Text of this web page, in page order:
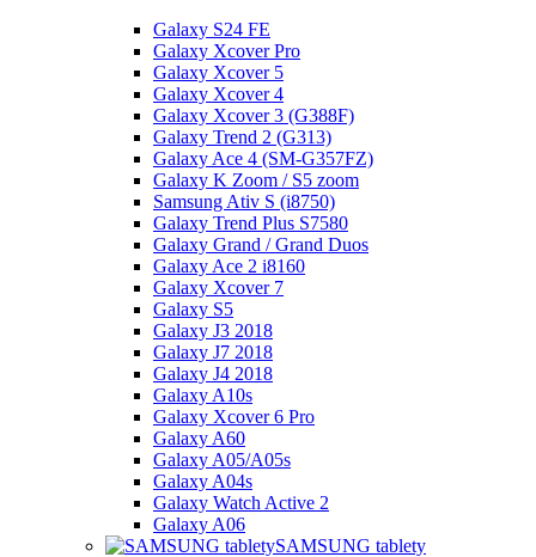
Galaxy S24 FE
Galaxy Xcover Pro
Galaxy Xcover 5
Galaxy Xcover 4
Galaxy Xcover 3 (G388F)
Galaxy Trend 2 (G313)
Galaxy Ace 4 (SM-G357FZ)
Galaxy K Zoom / S5 zoom
Samsung Ativ S (i8750)
Galaxy Trend Plus S7580
Galaxy Grand / Grand Duos
Galaxy Ace 2 i8160
Galaxy Xcover 7
Galaxy S5
Galaxy J3 2018
Galaxy J7 2018
Galaxy J4 2018
Galaxy A10s
Galaxy Xcover 6 Pro
Galaxy A60
Galaxy A05/A05s
Galaxy A04s
Galaxy Watch Active 2
Galaxy A06
SAMSUNG tablety